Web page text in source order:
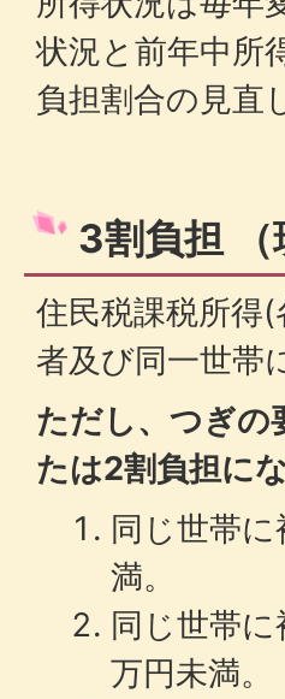
状況と前年中所
負担割合の見直
3割負担
住民税課税所得
者及び同一世帯
ただし、つぎの
たは2割負担に
同じ世帯
満。
同じ世帯
万円未満。